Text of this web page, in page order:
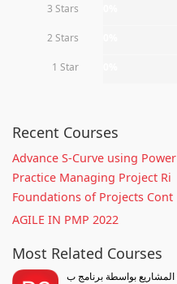
3 Stars
2 Stars
1 Star
Recent Courses
Advance S-Curve using Power
Practice Managing Project Ri
Foundations of Projects Cont
AGILE IN PMP 2022
Most Related Courses